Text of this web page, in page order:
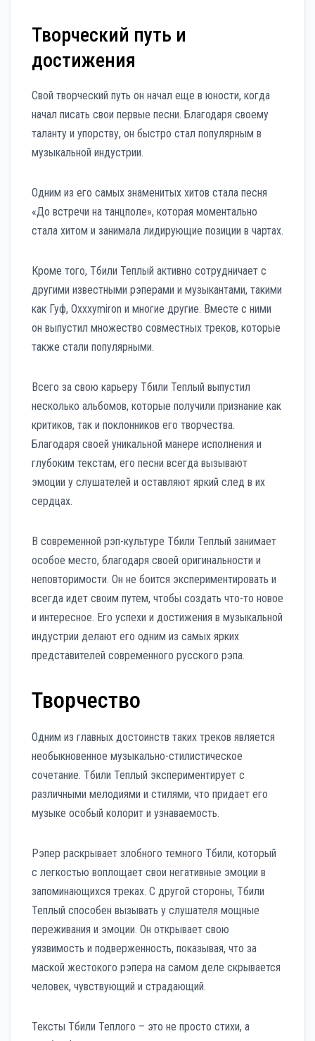
Творческий путь и
достижения
Свой творческий путь он начал еще в юности, когда
начал писать свои первые песни. Благодаря своему
таланту и упорству, он быстро стал популярным в
музыкальной индустрии.
Одним из его самых знаменитых хитов стала песня
«До встречи на танцполе», которая моментально
стала хитом и занимала лидирующие позиции в чартах.
Кроме того, Тбили Теплый активно сотрудничает с
другими известными рэперами и музыкантами, такими
как Гуф, Oxxxymiron и многие другие. Вместе с ними
он выпустил множество совместных треков, которые
также стали популярными.
Всего за свою карьеру Тбили Теплый выпустил
несколько альбомов, которые получили признание как
критиков, так и поклонников его творчества.
Благодаря своей уникальной манере исполнения и
глубоким текстам, его песни всегда вызывают
эмоции у слушателей и оставляют яркий след в их
сердцах.
В современной рэп-культуре Тбили Теплый занимает
особое место, благодаря своей оригинальности и
неповторимости. Он не боится экспериментировать и
всегда идет своим путем, чтобы создать что-то новое
и интересное. Его успехи и достижения в музыкальной
индустрии делают его одним из самых ярких
представителей современного русского рэпа.
Творчество
Одним из главных достоинств таких треков является
необыкновенное музыкально-стилистическое
сочетание. Тбили Теплый экспериментирует с
различными мелодиями и стилями, что придает его
музыке особый колорит и узнаваемость.
Рэпер раскрывает злобного темного Тбили, который
с легкостью воплощает свои негативные эмоции в
запоминающихся треках. С другой стороны, Тбили
Теплый способен вызывать у слушателя мощные
переживания и эмоции. Он открывает свою
уязвимость и подверженность, показывая, что за
маской жестокого рэпера на самом деле скрывается
человек, чувствующий и страдающий.
Тексты Тбили Теплого – это не просто стихи, а